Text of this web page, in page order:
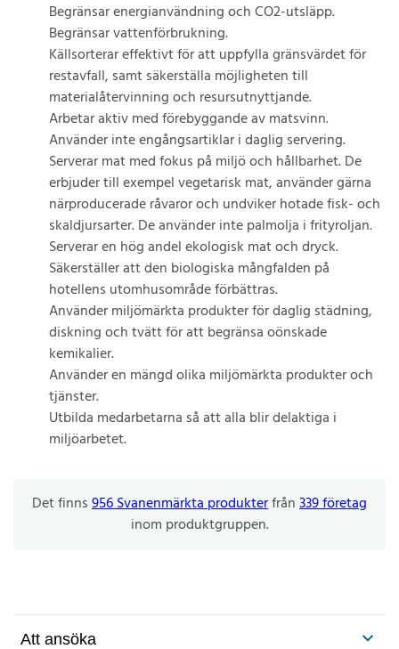
Begränsar energianvändning och CO2-utsläpp.
Begränsar vattenförbrukning.
Källsorterar effektivt för att uppfylla gränsvärdet för
restavfall, samt säkerställa möjligheten till
materialåtervinning och resursutnyttjande.
Arbetar aktiv med förebyggande av matsvinn.
Använder inte engångsartiklar i daglig servering.
Serverar mat med fokus på miljö och hållbarhet. De
erbjuder till exempel vegetarisk mat, använder gärna
närproducerade råvaror och undviker hotade fisk- och
skaldjursarter. De använder inte palmolja i frityroljan.
Serverar en hög andel ekologisk mat och dryck.
Säkerställer att den biologiska mångfalden på
hotellens utomhusområde förbättras.
Använder miljömärkta produkter för daglig städning,
diskning och tvätt för att begränsa oönskade
kemikalier.
Använder en mängd olika miljömärkta produkter och
tjänster.
Utbilda medarbetarna så att alla blir delaktiga i
miljöarbetet.
Det finns956 Svanenmärkta produkterfrån339 företag
inom produktgruppen.
Att ansöka